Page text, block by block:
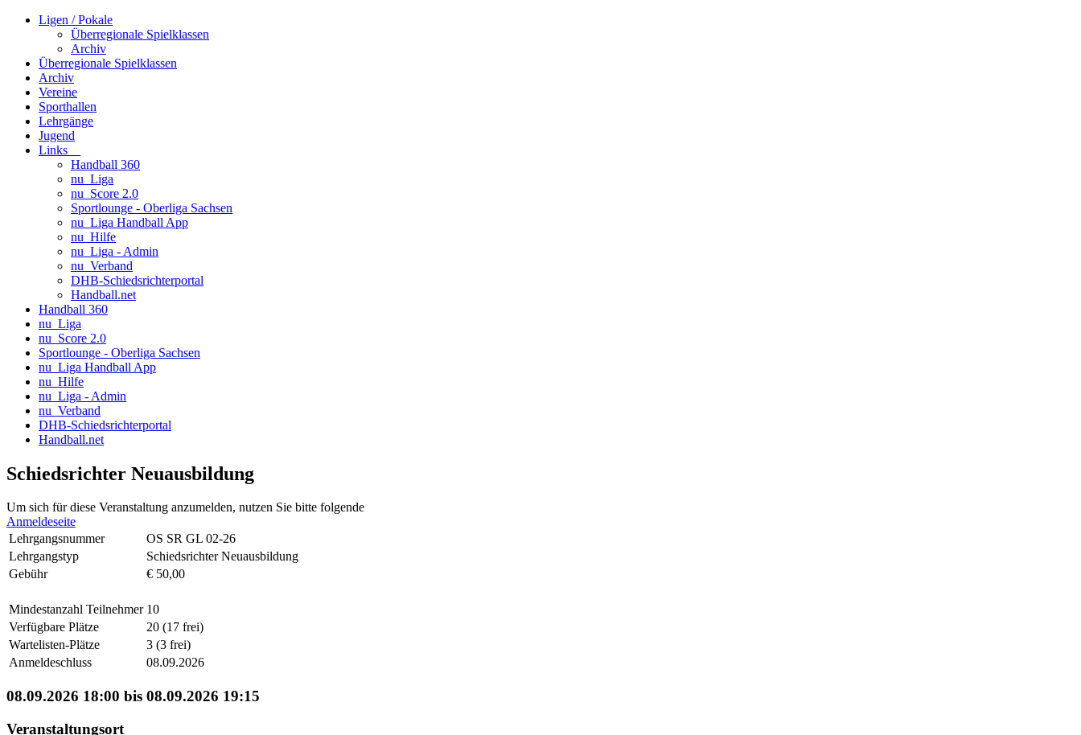
Ligen / Pokale
Überregionale Spielklassen
Archiv
Überregionale Spielklassen
Archiv
Vereine
Sporthallen
Lehrgänge
Jugend
Links
Handball 360
nu_Liga
nu_Score 2.0
Sportlounge - Oberliga Sachsen
nu_Liga Handball App
nu_Hilfe
nu_Liga - Admin
nu_Verband
DHB-Schiedsrichterportal
Handball.net
Handball 360
nu_Liga
nu_Score 2.0
Sportlounge - Oberliga Sachsen
nu_Liga Handball App
nu_Hilfe
nu_Liga - Admin
nu_Verband
DHB-Schiedsrichterportal
Handball.net
Schiedsrichter Neuausbildung
Um sich für diese Veranstaltung anzumelden, nutzen Sie bitte folgende
Anmeldeseite
Lehrgangsnummer
OS SR GL 02-26
Lehrgangstyp
Schiedsrichter Neuausbildung
Gebühr
€ 50,00
Mindestanzahl Teilnehmer 10
Verfügbare Plätze
20 (17 frei)
Wartelisten-Plätze
3 (3 frei)
Anmeldeschluss
08.09.2026
08.09.2026 18:00 bis 08.09.2026 19:15
Veranstaltungsort